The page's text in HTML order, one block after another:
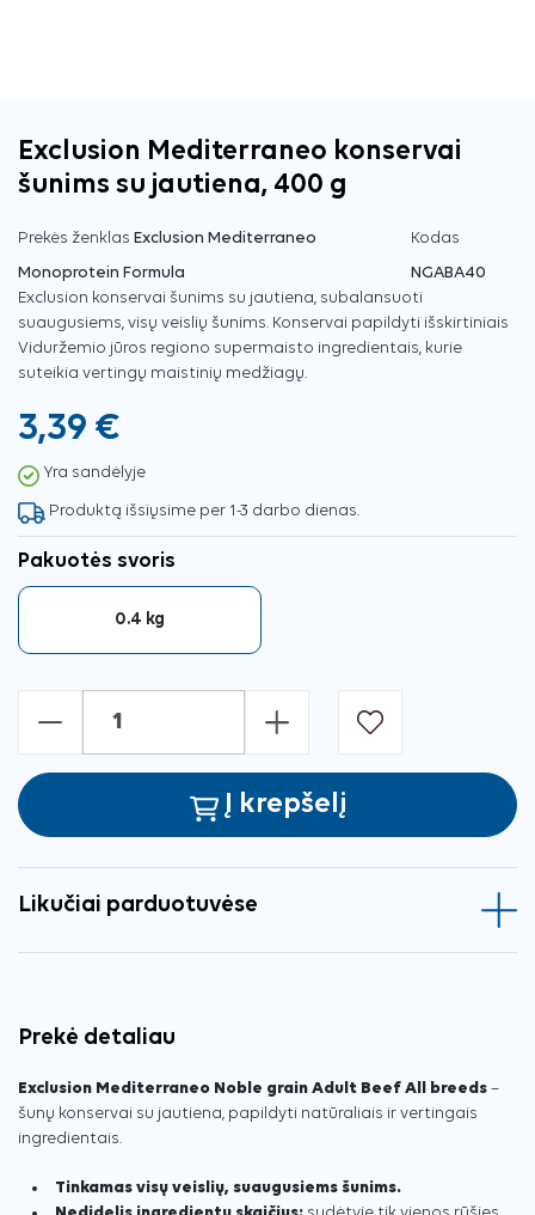
Exclusion Mediterraneo konservai
šunims su jautiena, 400 g
Prekės ženklas Exclusion Mediterraneo
Monoprotein Formula
Kodas
NGABA40
Exclusion konservai šunims su jautiena, subalansuoti
suaugusiems, visų veislių šunims. Konservai papildyti išskirtiniais
Viduržemio jūros regiono supermaisto ingredientais, kurie
suteikia vertingų maistinių medžiagų.
3,39 €
Yra sandėlyje
Produktą išsiųsime per 1-3 darbo dienas.
Pakuotės svoris
0.4 kg
- +
Į krepšelį
Likučiai parduotuvėse
Prekė detaliau
Exclusion Mediterraneo Noble grain Adult Beef All breeds –
šunų konservai su jautiena, papildyti natūraliais ir vertingais
ingredientais.
Tinkamas visų veislių, suaugusiems šunims.